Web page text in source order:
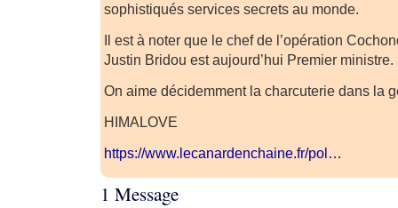
sophistiqués services secrets au monde.
Il est à noter que le chef de l’opération
Justin Bridou est aujourd’hui Premier ministre.
On aime décidemment la charcuterie dans la
HIMALOVE
https://www.lecanardenchaine.fr/pol…
1 Message